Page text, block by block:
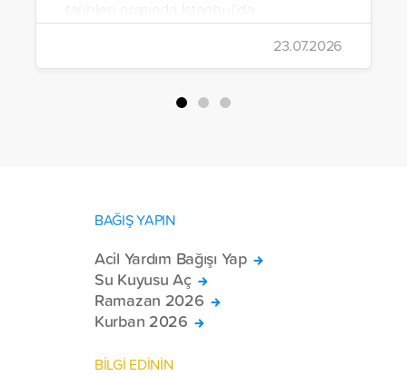
gerçekleştirildi.
23.07.2026
BAĞIŞ YAPIN
Acil Yardım Bağışı Yap
Su Kuyusu Aç
Ramazan 2026
Kurban 2026
BİLGİ EDİNİN